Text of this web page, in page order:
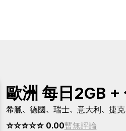
歐洲 每日2GB
希臘、德國、瑞士、意大利、捷
☆☆☆☆☆ 0.00暫無評論